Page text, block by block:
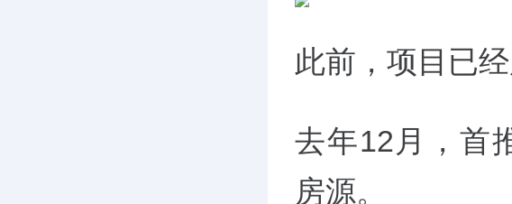
此前，项目已
去年12月，首
房源。